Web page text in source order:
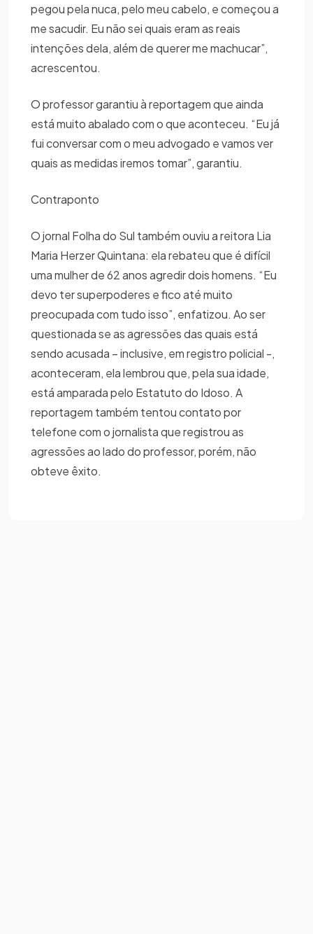
pegou pela nuca, pelo meu cabelo, e começou a
me sacudir. Eu não sei quais eram as reais
intenções dela, além de querer me machucar”,
acrescentou.
O professor garantiu à reportagem que ainda
está muito abalado com o que aconteceu. “Eu já
fui conversar com o meu advogado e vamos ver
quais as medidas iremos tomar”, garantiu.
Contraponto
O jornal Folha do Sul também ouviu a reitora Lia
Maria Herzer Quintana: ela rebateu que é difícil
uma mulher de 62 anos agredir dois homens. “Eu
devo ter superpoderes e fico até muito
preocupada com tudo isso”, enfatizou. Ao ser
questionada se as agressões das quais está
sendo acusada – inclusive, em registro policial -,
aconteceram, ela lembrou que, pela sua idade,
está amparada pelo Estatuto do Idoso. A
reportagem também tentou contato por
telefone com o jornalista que registrou as
agressões ao lado do professor, porém, não
obteve êxito.